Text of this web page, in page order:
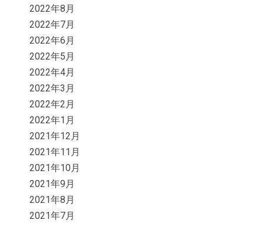
2022年8月
2022年7月
2022年6月
2022年5月
2022年4月
2022年3月
2022年2月
2022年1月
2021年12月
2021年11月
2021年10月
2021年9月
2021年8月
2021年7月